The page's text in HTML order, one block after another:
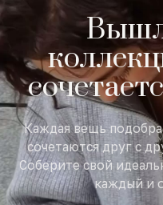
Каждая вещь
сочетаются друг с
Соберите свой
каждый и